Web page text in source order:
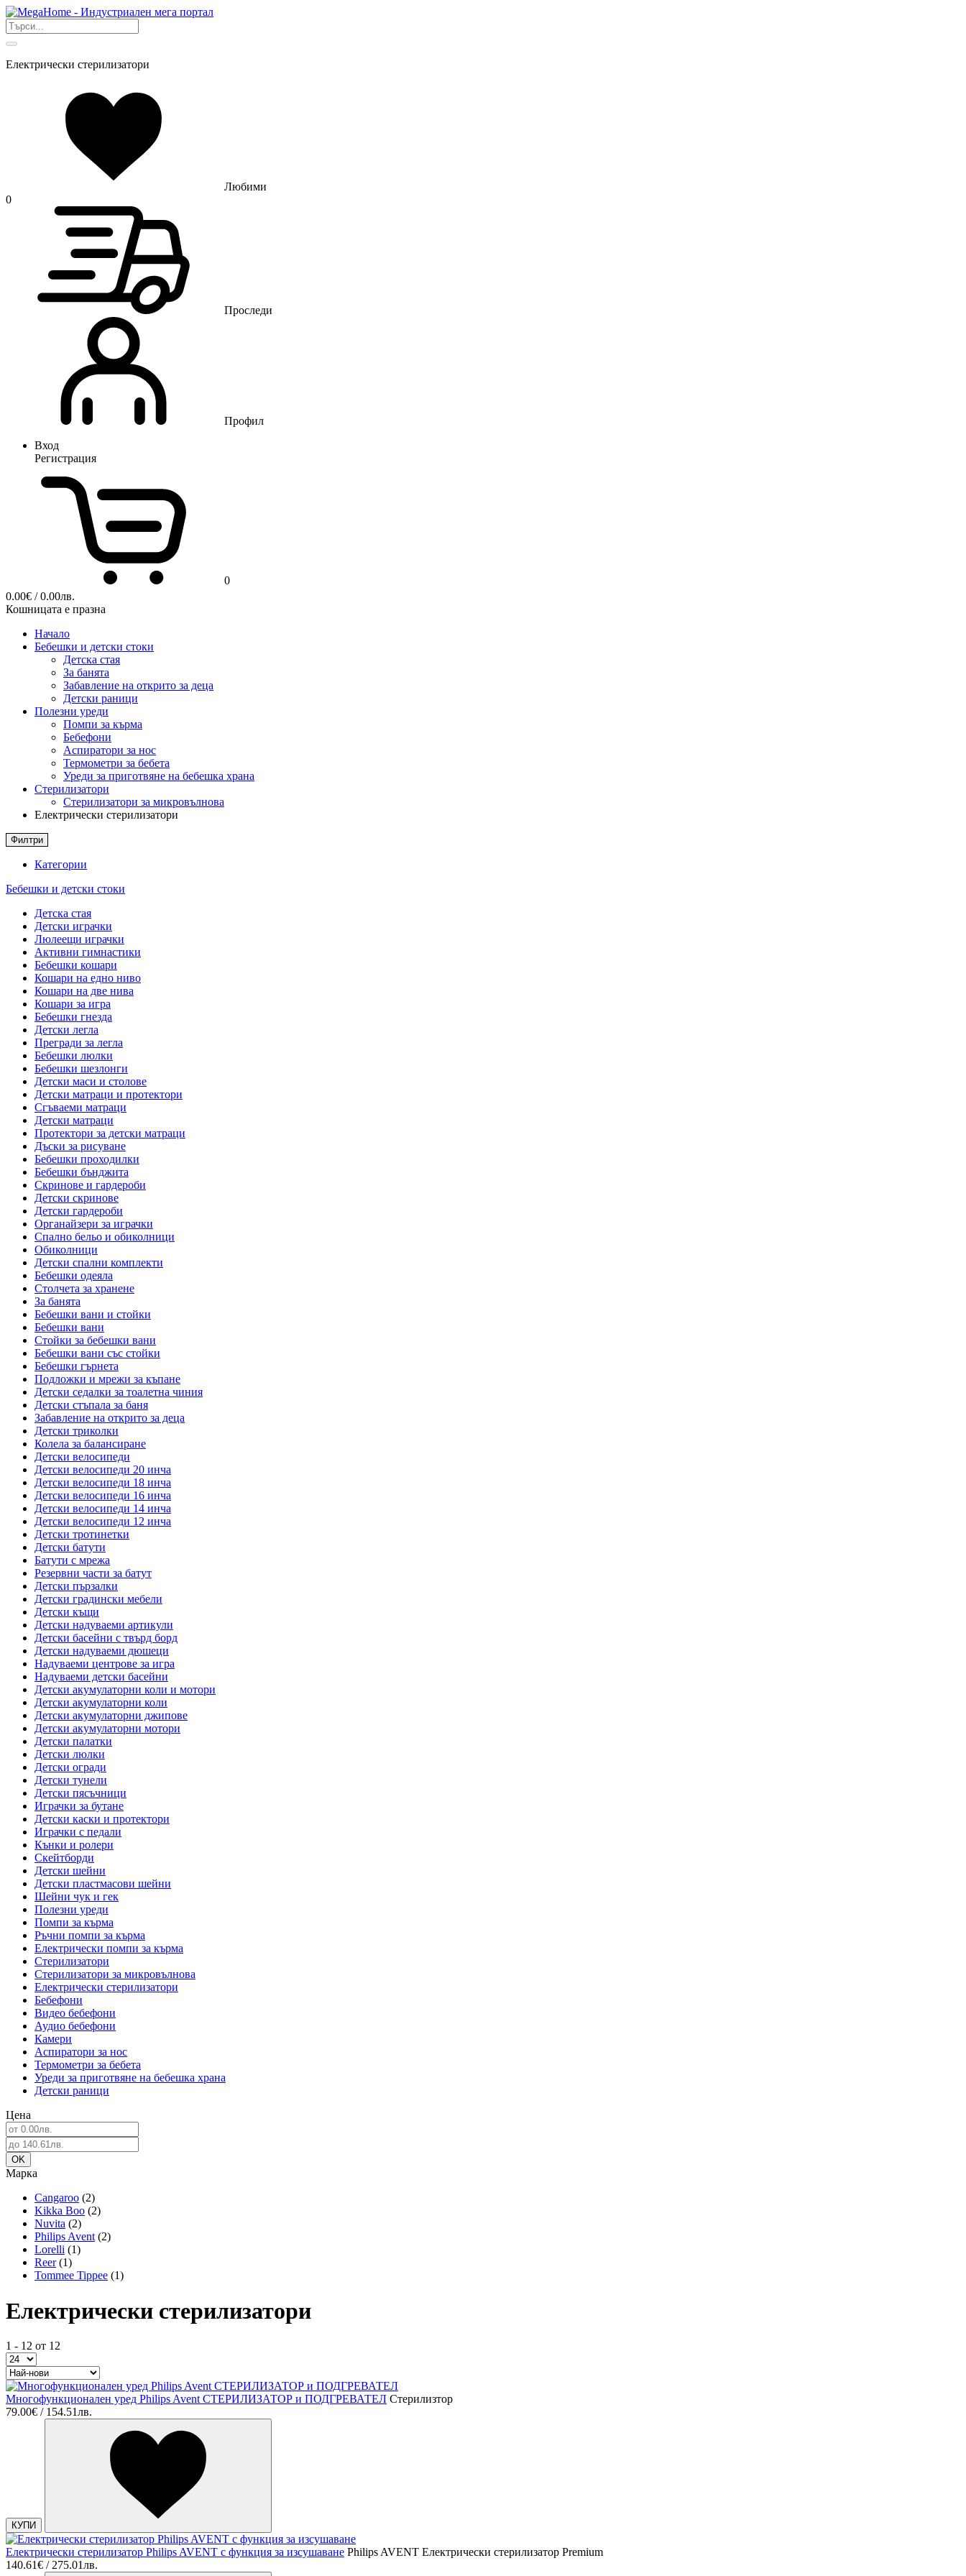
Електрически стерилизатори
Любими
0
Проследи
Профил
Вход
Регистрация
0
0.00€ / 0.00лв.
Кошницата е празна
Начало
Бебешки и детски стоки
Детска стая
За банята
Забавление на открито за деца
Детски раници
Полезни уреди
Помпи за кърма
Бебефони
Аспиратори за нос
Термометри за бебета
Уреди за приготвяне на бебешка храна
Стерилизатори
Стерилизатори за микровълнова
Електрически стерилизатори
Филтри
Категории
Бебешки и детски стоки
Детска стая
Детски играчки
Люлеещи играчки
Активни гимнастики
Бебешки кошари
Кошари на едно ниво
Кошари на две нива
Кошари за игра
Бебешки гнезда
Детски легла
Прегради за легла
Бебешки люлки
Бебешки шезлонги
Детски маси и столове
Детски матраци и протектори
Сгъваеми матраци
Детски матраци
Протектори за детски матраци
Дъски за рисуване
Бебешки проходилки
Бебешки бънджита
Скринове и гардероби
Детски скринове
Детски гардероби
Органайзери за играчки
Спално бельо и обиколници
Обиколници
Детски спални комплекти
Бебешки одеяла
Столчета за хранене
За банята
Бебешки вани и стойки
Бебешки вани
Стойки за бебешки вани
Бебешки вани със стойки
Бебешки гърнета
Подложки и мрежи за къпане
Детски седалки за тоалетна чиния
Детски стъпала за баня
Забавление на открито за деца
Детски триколки
Колела за балансиране
Детски велосипеди
Детски велосипеди 20 инча
Детски велосипеди 18 инча
Детски велосипеди 16 инча
Детски велосипеди 14 инча
Детски велосипеди 12 инча
Детски тротинетки
Детски батути
Батути с мрежа
Резервни части за батут
Детски пързалки
Детски градински мебели
Детски къщи
Детски надуваеми артикули
Детски басейни с твърд борд
Детски надуваеми дюшеци
Надуваеми центрове за игра
Надуваеми детски басейни
Детски акумулаторни коли и мотори
Детски акумулаторни коли
Детски акумулаторни джипове
Детски акумулаторни мотори
Детски палатки
Детски люлки
Детски огради
Детски тунели
Детски пясъчници
Играчки за бутане
Детски каски и протектори
Играчки с педали
Кънки и ролери
Скейтборди
Детски шейни
Детски пластмасови шейни
Шейни чук и гек
Полезни уреди
Помпи за кърма
Ръчни помпи за кърма
Електрически помпи за кърма
Стерилизатори
Стерилизатори за микровълнова
Електрически стерилизатори
Бебефони
Видео бебефони
Аудио бебефони
Камери
Аспиратори за нос
Термометри за бебета
Уреди за приготвяне на бебешка храна
Детски раници
Цена
Марка
Cangaroo (2)
Kikka Boo (2)
Nuvita (2)
Philips Avent (2)
Lorelli (1)
Reer (1)
Tommee Tippee (1)
Електрически стерилизатори
1 - 12 от 12
Многофункционален уред Philips Avent СТЕРИЛИЗАТОР и ПОДГРЕВАТЕЛ Стерилизтор
79.00€ / 154.51лв.
КУПИ
Електрически стерилизатор Philips AVENT с функция за изсушаване Philips AVENT Електрически стерилизатор Premium
140.61€ / 275.01лв.